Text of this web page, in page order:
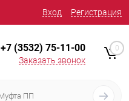
Вход Регистрация
+7 (3532) 75-11-00
Заказать звонок
0